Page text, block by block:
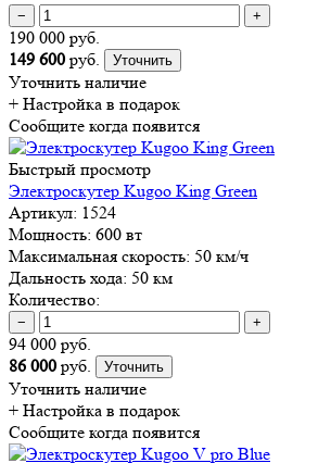
− +
190 000 руб.
149 600 руб. Уточнить
Уточнить наличие
+ Настройка в подарок
Сообщите когда появится
Быстрый просмотр
Электроскутер Kugoo King Green
Артикул: 1524
Мощность: 600 вт
Максимальная скорость: 50 км/ч
Дальность хода: 50 км
Количество:
− +
94 000 руб.
86 000 руб. Уточнить
Уточнить наличие
+ Настройка в подарок
Сообщите когда появится